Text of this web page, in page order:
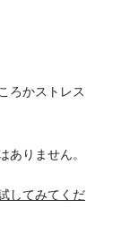
ろかストレス
ありません。
してみてくだ